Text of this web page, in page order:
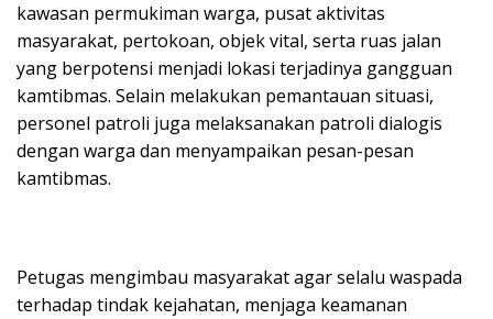
kawasan permukiman warga, pusat aktivitas
masyarakat, pertokoan, objek vital, serta ruas jalan
yang berpotensi menjadi lokasi terjadinya gangguan
kamtibmas. Selain melakukan pemantauan situasi,
personel patroli juga melaksanakan patroli dialogis
dengan warga dan menyampaikan pesan-pesan
kamtibmas.
Petugas mengimbau masyarakat agar selalu waspada
terhadap tindak kejahatan, menjaga keamanan